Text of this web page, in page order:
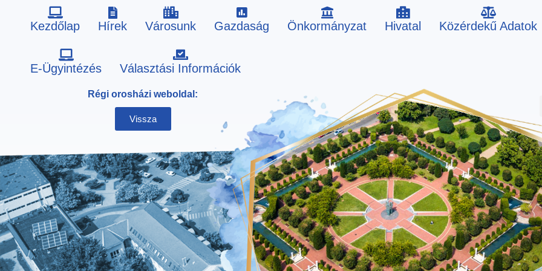
Kezdőlap Hírek Városunk Gazdaság Önkormányzat Hivatal Közérdekű Adatok
E-Ügyintézés Választási Információk
Régi orosházi weboldal:
Vissza